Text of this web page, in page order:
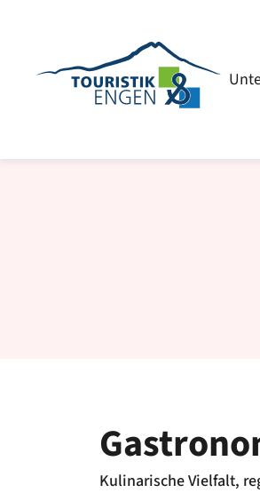
Kulinarische Vielfalt,